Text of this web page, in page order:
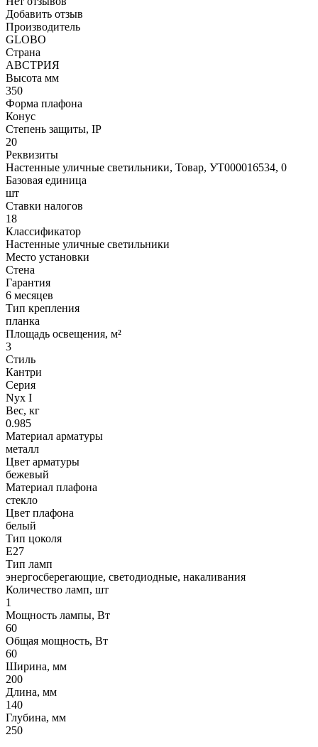
Добавить отзыв
Производитель
GLOBO
Страна
АВСТРИЯ
Высота мм
350
Форма плафона
Конус
Степень защиты, IP
20
Реквизиты
Настенные уличные светильники, Товар, УТ000016534, 0
Базовая единица
шт
Ставки налогов
18
Классификатор
Настенные уличные светильники
Место установки
Стена
Гарантия
6 месяцев
Тип крепления
планка
Площадь освещения, м²
3
Стиль
Кантри
Серия
Nyx I
Вес, кг
0.985
Материал арматуры
металл
Цвет арматуры
бежевый
Материал плафона
стекло
Цвет плафона
белый
Тип цоколя
Е27
Тип ламп
энергосберегающие, светодиодные, накаливания
Количество ламп, шт
1
Мощность лампы, Вт
60
Общая мощность, Вт
60
Ширина, мм
200
Длина, мм
140
Глубина, мм
250